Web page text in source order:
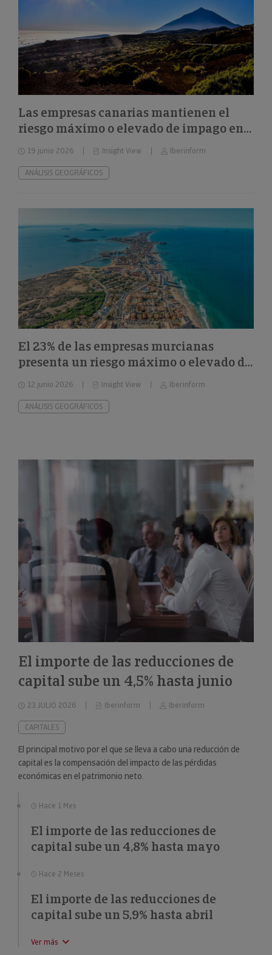
Las empresas canarias mantienen el
riesgo máximo o elevado de impago en
el 32%
19 junio 2026 Insight View Iberinform
ANÁLISIS GEOGRÁFICOS
El 23% de las empresas murcianas
presenta un riesgo máximo o elevado de
impago
12 junio 2026 Insight View Iberinform
ANÁLISIS GEOGRÁFICOS
El importe de las reducciones de
capital sube un 4,5% hasta junio
23 JULIO 2026 Iberinform Iberinform
CAPITALES
El principal motivo por el que se lleva a cabo una reducción de
capital es la compensación del impacto de las pérdidas
económicas en el patrimonio neto.
Hace 1 Mes
El importe de las reducciones de
capital sube un 4,8% hasta mayo
Hace 2 Meses
El importe de las reducciones de
capital sube un 5,9% hasta abril
Ver más